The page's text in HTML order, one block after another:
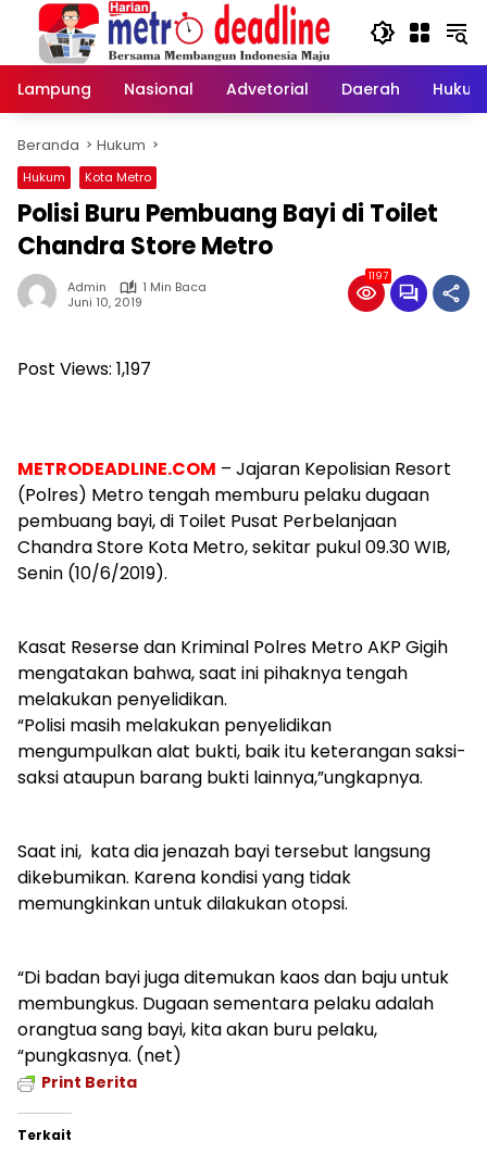
Langsung
konten
Lampung
Nasional Advetorial Daerah Hukum
Beranda Hukum
Hukum Kota Metro
Polisi Buru Pembuang Bayi di Toilet
Chandra Store Metro
Admin
1 Min Baca
Juni 10, 2019
1197
Post Views: 1,197
METRODEADLINE.COM – Jajaran Kepolisian Resort
(Polres) Metro tengah memburu pelaku dugaan
pembuang bayi, di Toilet Pusat Perbelanjaan
Chandra Store Kota Metro, sekitar pukul 09.30 WIB,
Senin (10/6/2019).
Kasat Reserse dan Kriminal Polres Metro AKP Gigih
mengatakan bahwa, saat ini pihaknya tengah
melakukan penyelidikan.
“Polisi masih melakukan penyelidikan
mengumpulkan alat bukti, baik itu keterangan saksi-
saksi ataupun barang bukti lainnya,”ungkapnya.
Saat ini, kata dia jenazah bayi tersebut langsung
dikebumikan. Karena kondisi yang tidak
memungkinkan untuk dilakukan otopsi.
“Di badan bayi juga ditemukan kaos dan baju untuk
membungkus. Dugaan sementara pelaku adalah
orangtua sang bayi, kita akan buru pelaku,
“pungkasnya. (net)
Print Berita
Terkait